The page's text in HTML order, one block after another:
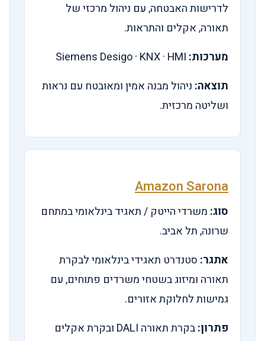
לדרישות האבטחה, עם ניהול מרכזי של
תאורה, אקלים והתראות.
מערכות:
תוצאה: ניהול מבנה אמין ומאובטח עם נראות
ושליטה מרכזית.
Amazon Sarona
סוג: משרדי הייטק / תאגיד בינלאומי במתחם
שרונה, תל אביב.
אתגר: סטנדרט תאגידי בינלאומי לבקרת
תאורה ומיזוג בשטחי משרדים פתוחים, עם
גמישות לחלוקת אזורים.
פתרון:
בקרת תאורה DALI ובקרת אקלים